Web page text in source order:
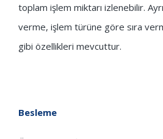
toplam işlem miktarı izlenebilir.
verme, işlem türüne göre sıra
gibi özellikleri mevcuttur.
Besleme